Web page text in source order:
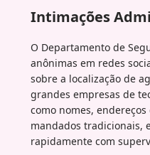
Intimações
O Departamento de
anônimas em redes
sobre a localização de
grandes empresas de
como nomes,
mandados tradicionais,
rapidamente com